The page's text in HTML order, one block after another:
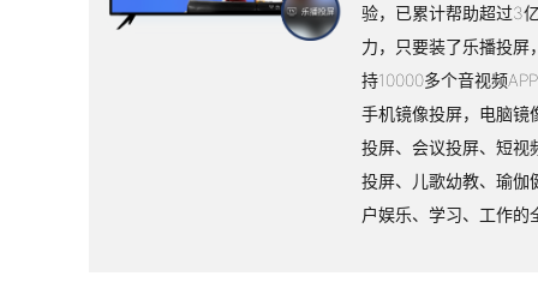
验，已累计帮助超过3
力，只要装了乐播投屏
持10000多个音视频
手机镜像投屏，电脑镜
投屏、会议投屏、短视
投屏、儿歌幼教、瑜伽
户娱乐、学习、工作的